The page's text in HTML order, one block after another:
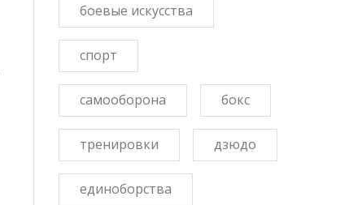
боевые искусства
спорт
самооборона бокс
тренировки дзюдо
единоборства